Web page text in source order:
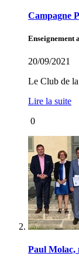
Campagne
Enseignement
20/09/2021
Le Club de la
Lire la suite
0
Paul Molac,